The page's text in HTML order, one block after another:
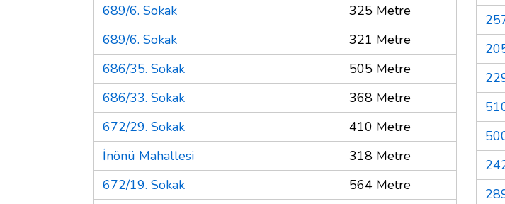
689/6. Sokak
325 Metre
689/6. Sokak
321 Metre
686/35. Sokak
505 Metre
686/33. Sokak
368 Metre
672/29. Sokak
410 Metre
İnönü Mahallesi
318 Metre
672/19. Sokak
564 Metre